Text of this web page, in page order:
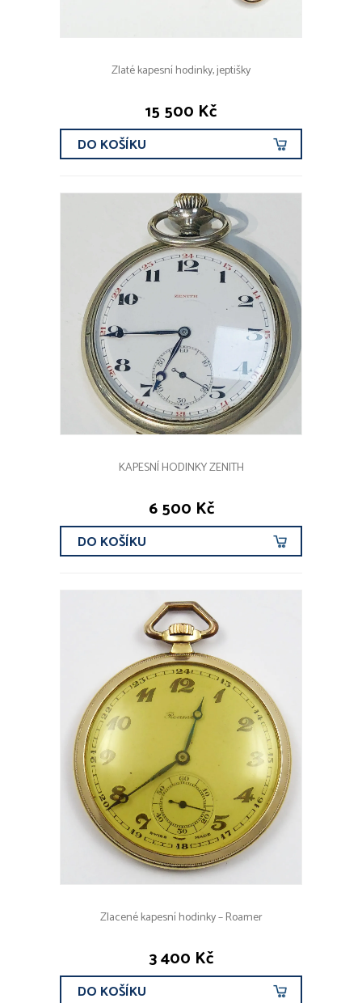
Zlaté kapesní hodinky, jeptišky
15 500 Kč
DO KOŠÍKU
KAPESNÍ HODINKY ZENITH
6 500 Kč
DO KOŠÍKU
Zlacené kapesní hodinky – Roamer
3 400 Kč
DO KOŠÍKU